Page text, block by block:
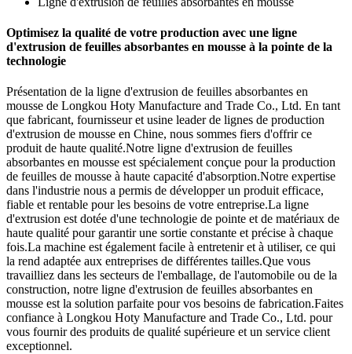
Optimisez la qualité de votre production avec une ligne
d'extrusion de feuilles absorbantes en mousse à la pointe de la
technologie
Présentation de la ligne d'extrusion de feuilles absorbantes en
mousse de Longkou Hoty Manufacture and Trade Co., Ltd. En tant
que fabricant, fournisseur et usine leader de lignes de production
d'extrusion de mousse en Chine, nous sommes fiers d'offrir ce
produit de haute qualité.Notre ligne d'extrusion de feuilles
absorbantes en mousse est spécialement conçue pour la production
de feuilles de mousse à haute capacité d'absorption.Notre expertise
dans l'industrie nous a permis de développer un produit efficace,
fiable et rentable pour les besoins de votre entreprise.La ligne
d'extrusion est dotée d'une technologie de pointe et de matériaux de
haute qualité pour garantir une sortie constante et précise à chaque
fois.La machine est également facile à entretenir et à utiliser, ce qui
la rend adaptée aux entreprises de différentes tailles.Que vous
travailliez dans les secteurs de l'emballage, de l'automobile ou de la
construction, notre ligne d'extrusion de feuilles absorbantes en
mousse est la solution parfaite pour vos besoins de fabrication.Faites
confiance à Longkou Hoty Manufacture and Trade Co., Ltd. pour
vous fournir des produits de qualité supérieure et un service client
exceptionnel.